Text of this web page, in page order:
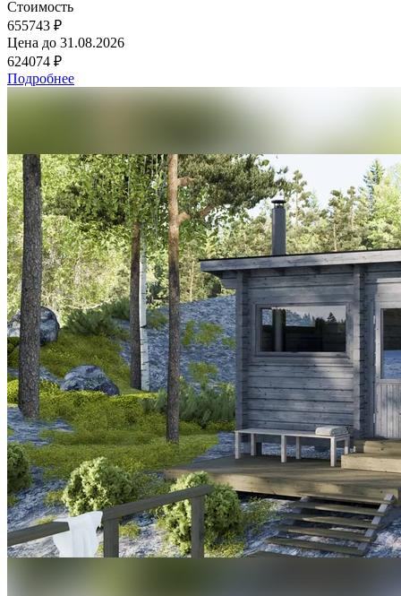
Стоимость
655743 ₽
Цена до 31.08.2026
624074 ₽
Подробнее